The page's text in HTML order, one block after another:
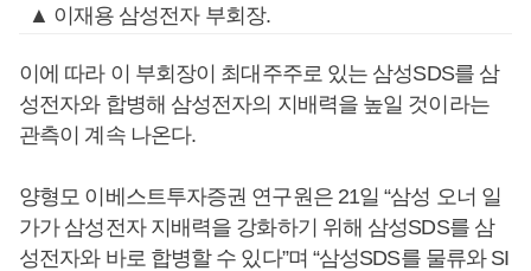
▲ 이재용 삼성전자 부회장.
이에 따라 이 부회장이 최대주주로 있는 삼성SDS를 삼
성전자와 합병해 삼성전자의 지배력을 높일 것이라는
관측이 계속 나온다.
양형모 이베스트투자증권 연구원은 21일 “삼성 오너 일
가가 삼성전자 지배력을 강화하기 위해 삼성SDS를 삼
성전자와 바로 합병할 수 있다”며 “삼성SDS를 물류와 SI